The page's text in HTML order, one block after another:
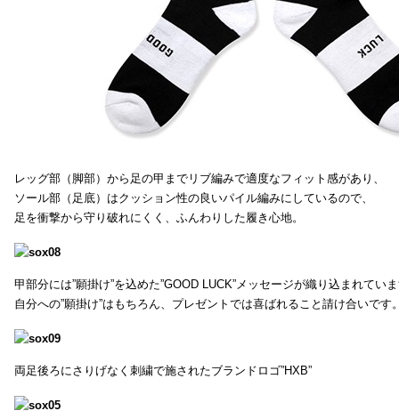
レッグ部（脚部）から足の甲までリブ編みで適度なフィット感があり、
ソール部（足底）はクッション性の良いパイル編みにしているので、
足を衝撃から守り破れにくく、ふんわりした履き心地。
甲部分には”願掛け”を込めた”GOOD LUCK”メッセージが織り込まれてい
自分への”願掛け”はもちろん、プレゼントでは喜ばれること請け合いです
両足後ろにさりげなく刺繍で施されたブランドロゴ”HXB”